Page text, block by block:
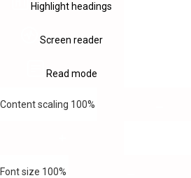
Highlight headings
Screen reader
Read mode
Content scaling 100%
Font size 100%